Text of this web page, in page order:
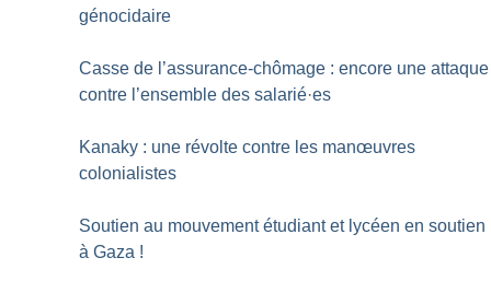
génocidaire
Casse de l’assurance-chômage : encore une attaque
contre l’ensemble des salarié·es
Kanaky : une révolte contre les manœuvres
colonialistes
Soutien au mouvement étudiant et lycéen en soutien
à Gaza !